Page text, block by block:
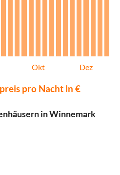
Okt Dez
pro Nacht in €
in Winnemark